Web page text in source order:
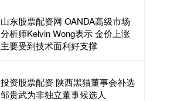
山东股票配资网 OANDA高级市场
分析师Kelvin Wong表示 金价上涨
主要受到技术面利好支撑
投资股票配资 陕西黑猫董事会补选
邹贵武为非独立董事候选人